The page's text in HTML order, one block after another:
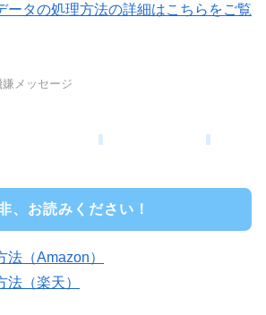
ータの処理方法の詳細はこちらをご覧
嫌メッセージ
、お読みください！
法（Amazon）
法（楽天）